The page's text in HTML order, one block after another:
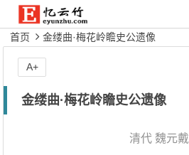
首页 金缕曲·梅花岭瞻史公遗像
金缕曲·梅花岭瞻史公遗像
清代 魏元戴
A+